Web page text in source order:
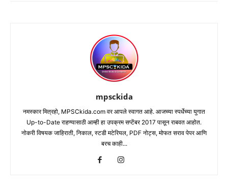
mpsckida
नमस्कार मित्रहो, MPSCkida.com वर आपले स्वागत आहे. आजच्या स्पर्धेच्या युगात
Up-to-Date राहण्यासाठी आम्ही हा उपक्रम सप्टेंबर 2017 पासून राबवत आहोत.
नोकरी विषयक जाहिराती, निकाल, स्टडी मटेरियल, PDF नोट्स, मोफत सराव पेपर आणि
बरच काही...